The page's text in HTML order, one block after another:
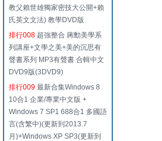
教父賴世雄獨家密技大公開+賴
氏英文文法) 教學DVD版
排行008 超強整合 蔣勳美學系
列講座+文學之美+美的沉思有
聲書系列 MP3有聲書 合輯中文
DVD9版(3DVD9)
排行009 最新合集Windows 8
10合1 企業/專業中文版 +
Windows 7 SP1 688合1 多國語
言(含繁中)(更新到2013.7
月)+Windows XP SP3(更新到